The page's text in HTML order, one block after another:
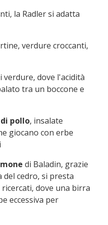
la Radler si adatta
verdure croccanti,
verdure, dove l'acidità
tra un boccone e
pollo, insalate
giocano con erbe
di Baladin, grazie
del cedro, si presta
dove una birra
eccessiva per